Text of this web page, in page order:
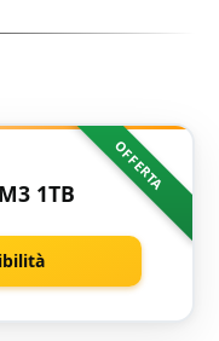
OFFERTA
1TB